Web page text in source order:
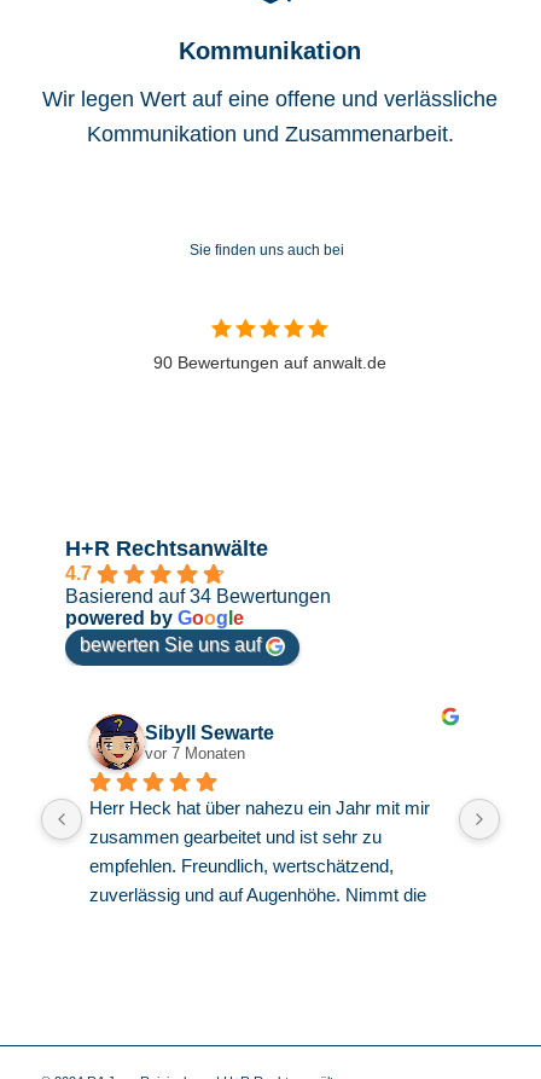
Kommunikation
Wir legen Wert auf eine offene und verlässliche
Kommunikation und Zusammenarbeit.
Sie finden uns auch bei
90 Bewertungen auf anwalt.de
H+R Rechtsanwälte
4.7
Basierend auf 34 Bewertungen
powered by Goog e
bewerten Sie uns auf
Sibyll Sewarte
vor 7 Monaten
Herr Heck hat über nahezu ein Jahr mit mir
zusammen gearbeitet und ist sehr zu
empfehlen. Freundlich, wertschätzend,
zuverlässig und auf Augenhöhe. Nimmt die